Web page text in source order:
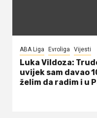
ABA Liga Evroliga Vijesti
Luka Vildoza:
uvijek sam davao
želim da radim i u